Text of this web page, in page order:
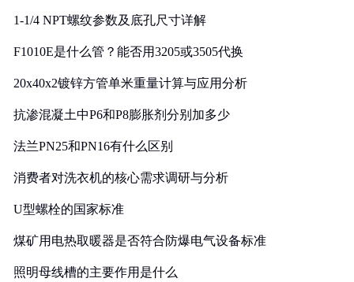
1-1/4 NPT螺纹参数及底孔尺寸详解
F1010E是什么管？能否用3205或3505代换
20x40x2镀锌方管单米重量计算与应用分析
抗渗混凝土中P6和P8膨胀剂分别加多少
法兰PN25和PN16有什么区别
消费者对洗衣机的核心需求调研与分析
U型螺栓的国家标准
煤矿用电热取暖器是否符合防爆电气设备标准
照明母线槽的主要作用是什么